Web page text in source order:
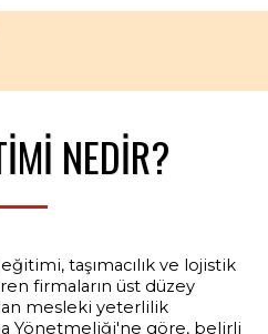
NEDİR?
taşımacılık ve lojistik
firmaların üst düzey
mesleki yeterlilik
Yönetmeliği'ne göre, belirli